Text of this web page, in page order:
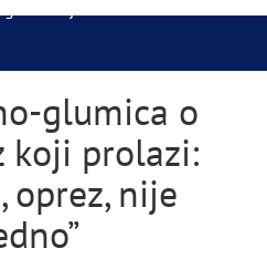
glumica o
koji prolazi:
oprez, nije